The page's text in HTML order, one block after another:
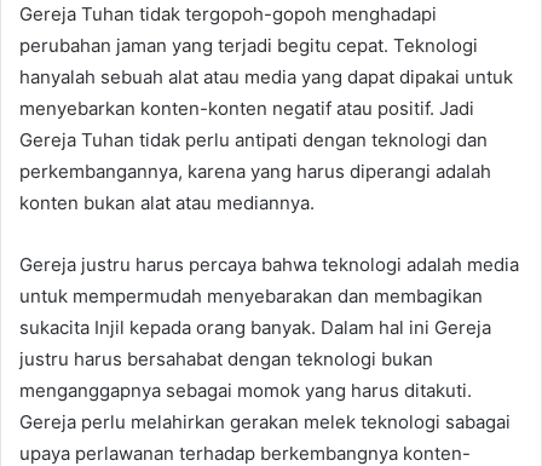
Gereja Tuhan tidak tergopoh-gopoh menghadapi
perubahan jaman yang terjadi begitu cepat. Teknologi
hanyalah sebuah alat atau media yang dapat dipakai untuk
menyebarkan konten-konten negatif atau positif. Jadi
Gereja Tuhan tidak perlu antipati dengan teknologi dan
perkembangannya, karena yang harus diperangi adalah
konten bukan alat atau mediannya.
Gereja justru harus percaya bahwa teknologi adalah media
untuk mempermudah menyebarakan dan membagikan
sukacita Injil kepada orang banyak. Dalam hal ini Gereja
justru harus bersahabat dengan teknologi bukan
menganggapnya sebagai momok yang harus ditakuti.
Gereja perlu melahirkan gerakan melek teknologi sabagai
upaya perlawanan terhadap berkembangnya konten-